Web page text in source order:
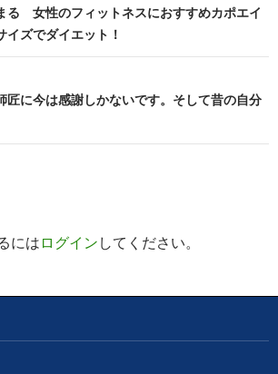
る 女性のフィットネスにおすすめカポエイ
ズでダイエット！
匠に今は感謝しかないです。そして昔の自分
には ログイン してください。